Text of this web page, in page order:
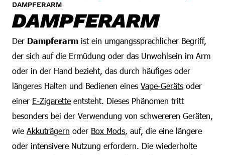
DAMPFERARM
DAMPFERARM
Der Dampferarm ist ein umgangssprachlicher Begriff,
der sich auf die Ermüdung oder das Unwohlsein im Arm
oder in der Hand bezieht, das durch häufiges oder
längeres Halten und Bedienen eines Vape-Geräts oder
einer E-Zigarette entsteht. Dieses Phänomen tritt
besonders bei der Verwendung von schwereren Geräten,
wie Akkuträgern oder Box Mods, auf, die eine längere
oder intensivere Nutzung erfordern. Die wiederholte